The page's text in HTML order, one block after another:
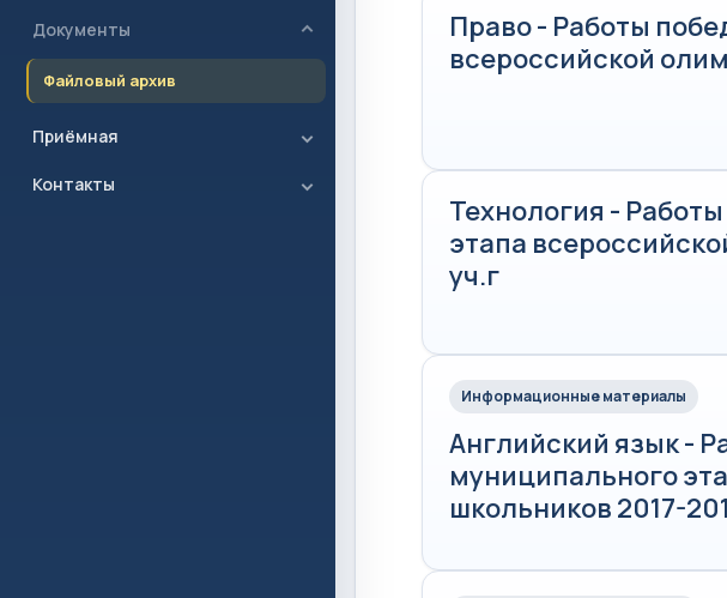
Документы
Файловый архив
Приёмная
Контакты
Право - Работы
всероссийской
Технология -
этапа
уч.г
Информационные материалы
Английский язык -
муниципального
школьников 2017-